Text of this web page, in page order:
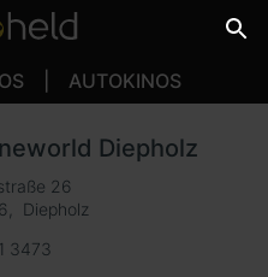
AUTOKINOS
Diepholz
26
Diepholz
3473